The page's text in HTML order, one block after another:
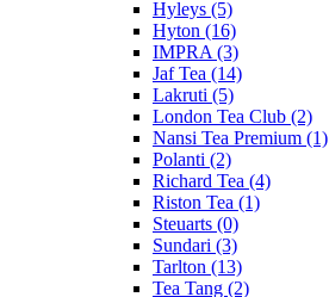
Hyleys (5)
Hyton (16)
IMPRA (3)
Jaf Tea (14)
Lakruti (5)
London Tea Club (2)
Nansi Tea Premium (1)
Polanti (2)
Richard Tea (4)
Riston Tea (1)
Steuarts (0)
Sundari (3)
Tarlton (13)
Tea Tang (2)